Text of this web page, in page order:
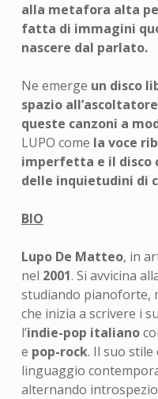
alla metafora alta
fatta di immagini
nascere dal parlato.
Ne emerge un disco
spazio
queste canzoni a
LUPO come la voce
imperfetta e il disco
delle inquietudini di
BIO
Lupo De Matteo, in
nel 2001. Si avvicina
studiando pianoforte,
che inizia a scrivere i
l’indie-pop italiano
e pop-rock. Il suo
linguaggio
alternando